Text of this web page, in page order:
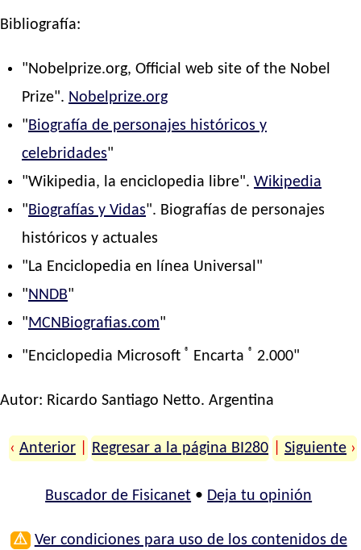
Bibliografía:
"Nobelprize.org, Official web site of the Nobel
Prize". Nobelprize.org
"Biografía de personajes históricos y
celebridades"
"Wikipedia, la enciclopedia libre".Wikipedia
"Biografías y Vidas". Biografías de personajes
históricos y actuales
"La Enciclopedia en línea Universal"
"NNDB"
"MCNBiografias.com"
"Enciclopedia Microsoft ® Encarta ® 2.000"
Autor: Ricardo Santiago Netto. Argentina
‹ Anterior Regresar a la página BI280 Siguiente ›
Buscador de Fisicanet • Deja tu opinión
⚠ Ver condiciones para uso de los contenidos de